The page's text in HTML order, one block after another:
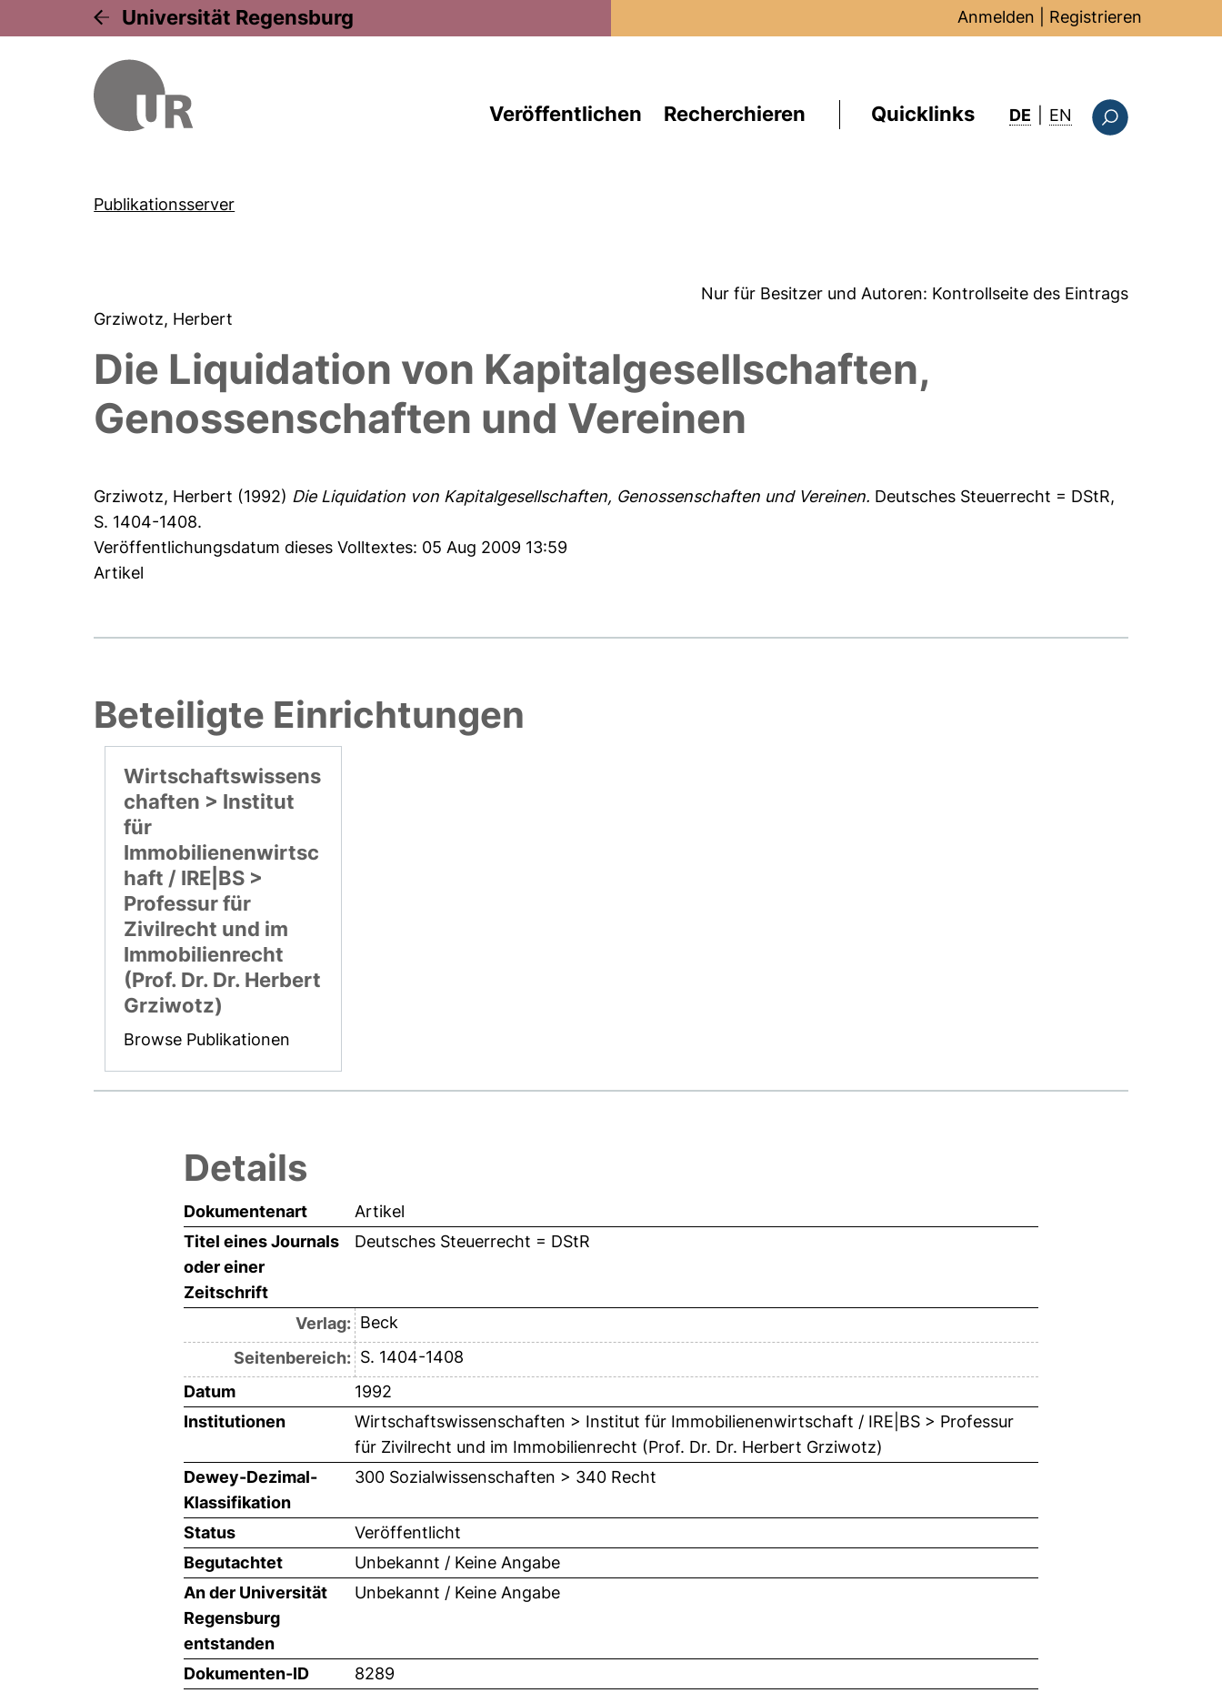
Universität Regensburg Anmelden Registrieren
Veröffentlichen Recherchieren Quicklinks DE EN : this page in
Publikationsserver
Nur für Besitzer und Autoren: Kontrollseite des Eintrags
Grziwotz, Herbert
Die Liquidation von Kapitalgesellschaften,
Genossenschaften und Vereinen
Grziwotz, Herbert (1992) Die Liquidation von Kapitalgesellschaften, Genossenschaften und Vereinen. Deutsches Steuerrecht = DStR,
S. 1404-1408.
Veröffentlichungsdatum dieses Volltextes: 05 Aug 2009 13:59
Artikel
Beteiligte Einrichtungen
Wirtschaftswissens
chaften > Institut
für
Immobilienenwirtsc
haft / IRE|BS >
Professur für
Zivilrecht und im
Immobilienrecht
(Prof. Dr. Dr. Herbert
Grziwotz)
Browse Publikationen
Details
Dokumentenart
Artikel
Titel eines Journals
oder einer
Zeitschrift
Deutsches Steuerrecht = DStR
Verlag: Beck
Seitenbereich: S. 1404-1408
Datum
1992
Institutionen
Wirtschaftswissenschaften > Institut für Immobilienenwirtschaft / IRE|BS > Professur
für Zivilrecht und im Immobilienrecht (Prof. Dr. Dr. Herbert Grziwotz)
Dewey-Dezimal-
Klassifikation
300 Sozialwissenschaften > 340 Recht
Status
Veröffentlicht
Begutachtet
Unbekannt / Keine Angabe
An der Universität
Regensburg
entstanden
Unbekannt / Keine Angabe
Dokumenten-ID 8289